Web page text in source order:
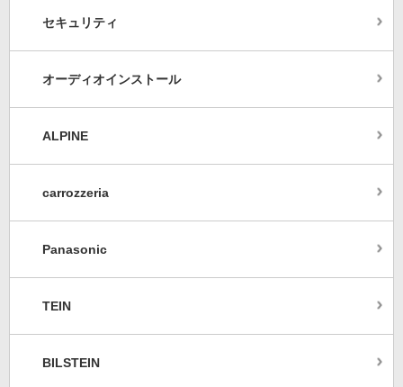
セキュリティ
オーディオインストール
ALPINE
carrozzeria
Panasonic
TEIN
BILSTEIN